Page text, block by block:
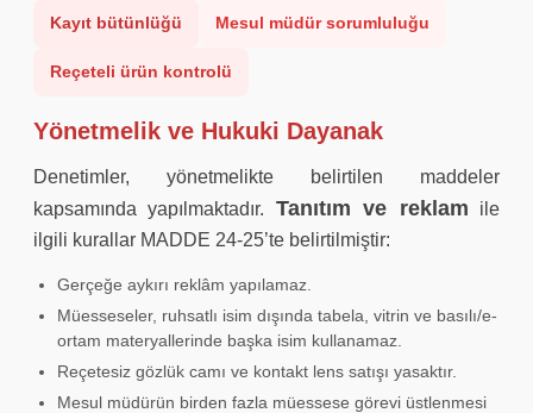
Kayıt bütünlüğü Mesul müdür sorumluluğu
Reçeteli ürün kontrolü
Yönetmelik ve Hukuki Dayanak
Denetimler, yönetmelikte belirtilen maddeler
kapsamında yapılmaktadır. Tanıtım ve reklam ile
ilgili kurallar MADDE 24-25’te belirtilmiştir:
Gerçeğe aykırı reklâm yapılamaz.
Müesseseler, ruhsatlı isim dışında tabela, vitrin ve basılı/e-
ortam materyallerinde başka isim kullanamaz.
Reçetesiz gözlük camı ve kontakt lens satışı yasaktır.
Mesul müdürün birden fazla müessese görevi üstlenmesi